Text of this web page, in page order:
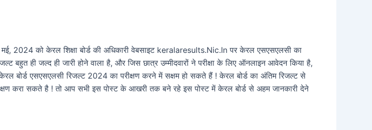
2024 को केरल शिक्षा बोर्ड की अधिकारी वेबसाइट keralaresults.Nic.In पर केरल एसएसएलसी का
बहुत ही जल्द ही जारी होने वाला है, और जिस छात्र उम्मीदवारों ने परीक्षा के लिए ऑनलाइन आवेदन किया है,
बोर्ड एसएसएलसी रिजल्ट 2024 का परीक्षण करने में सक्षम हो सकते हैं ! केरल बोर्ड का अंतिम रिजल्ट से
करा सकते है ! तो आप सभी इस पोस्ट के आखरी तक बने रहे इस पोस्ट में केरल बोर्ड से अहम जानकारी देने